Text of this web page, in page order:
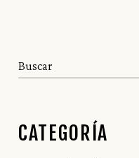
Search
CATEGORÍA